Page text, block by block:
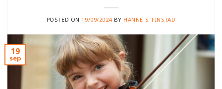
POSTED ON 19/09/2024 BY HANNE S. FINSTAD
19
sep